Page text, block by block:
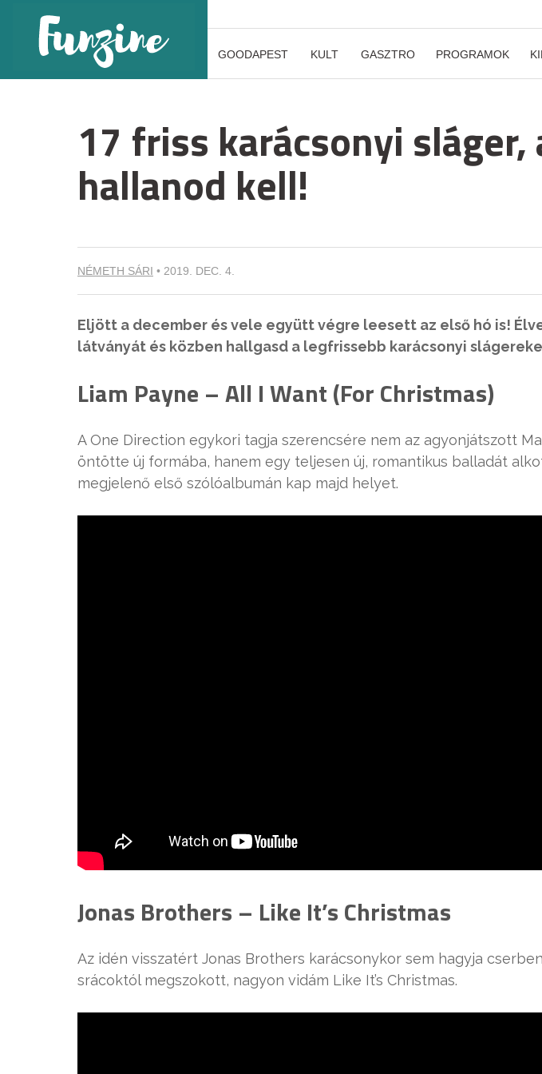
GOODAPEST KULT GASZTRO PROGRAMOK
17 friss karácsonyi sláger,
hallanod kell!
NÉMETH SÁRI • 2019. DEC. 4.
Eljött a december és vele együtt végre leesett az első hó is!
látványát és közben hallgasd a legfrissebb karácsonyi
Liam Payne – All I Want (For Christmas)
A One Direction egykori tagja szerencsére nem az agyonjátszott
öntötte új formába, hanem egy teljesen új, romantikus balladát
megjelenő első szólóalbumán kap majd helyet.
Jonas Brothers – Like It’s Christmas
Az idén visszatért Jonas Brothers karácsonykor sem hagyja
srácoktól megszokott, nagyon vidám Like It’s Christmas.